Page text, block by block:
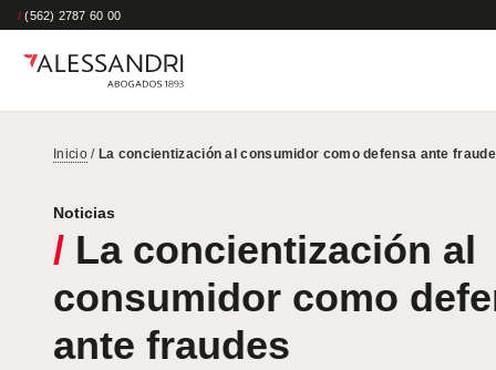
/ (562) 2787 60 00
Inicio/ La concientización al consumidor como defensa ante
Noticias
/ La concientización al
consumidor como
ante fraudes